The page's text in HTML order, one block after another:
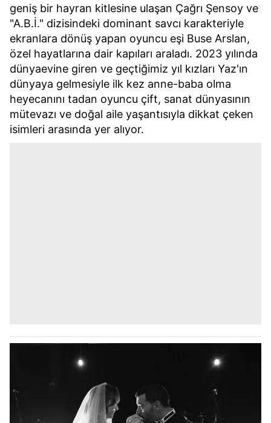
geniş bir hayran kitlesine ulaşan Çağrı Şensoy ve
"A.B.İ." dizisindeki dominant savcı karakteriyle
ekranlara dönüş yapan oyuncu eşi Buse Arslan,
özel hayatlarına dair kapıları araladı. 2023 yılında
dünyaevine giren ve geçtiğimiz yıl kızları Yaz'ın
dünyaya gelmesiyle ilk kez anne-baba olma
heyecanını tadan oyuncu çift, sanat dünyasının
mütevazı ve doğal aile yaşantısıyla dikkat çeken
isimleri arasında yer alıyor.